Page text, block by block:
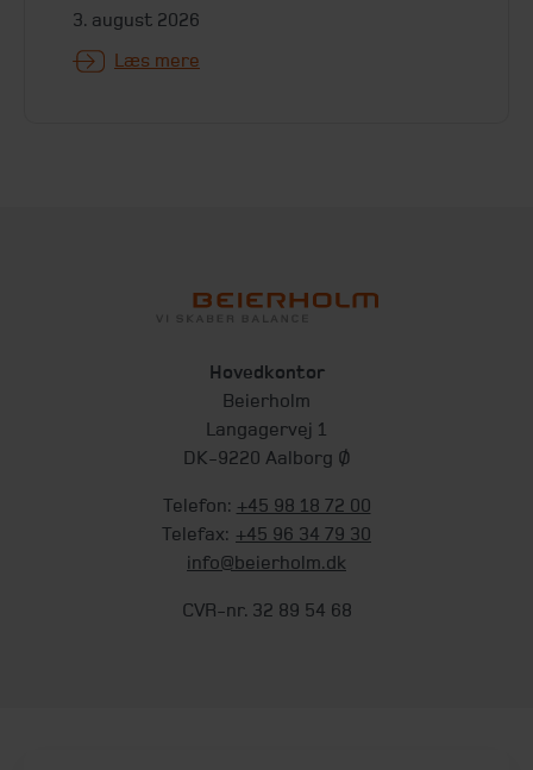
3. august 2026
Læs mere
Hovedkontor
Beierholm
Langagervej 1
DK-9220 Aalborg Ø
Telefon: +45 98 18 72 00
Telefax: +45 96 34 79 30
info@beierholm.dk
CVR-nr. 32 89 54 68